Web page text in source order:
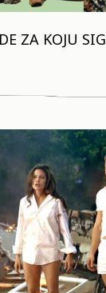
ZA KOJU